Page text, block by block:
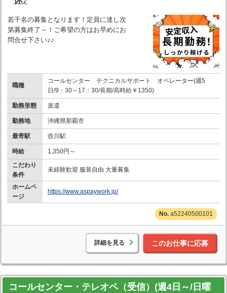
若干名の募集となります！定員に達し次
第募集終了～！ご希望の方はお早めにお
問合せ下さい♪♪
職種
コールセンター テクニカルサポート オペレーター(週5
日/9：30～17：30/長期/高時給￥1350)
勤務形態 派遣
勤務地 沖縄県那覇市
最寄駅 壺川駅
時給
1,350円～
こだわり
条件
未経験歓迎 服装自由 大量募集
ホームペ
ージ
https://www.aspaywork.jp/
a52240500101
詳細を見る このお仕事に応募
コールセンター・テレオペ（受信）(週4日～/日曜